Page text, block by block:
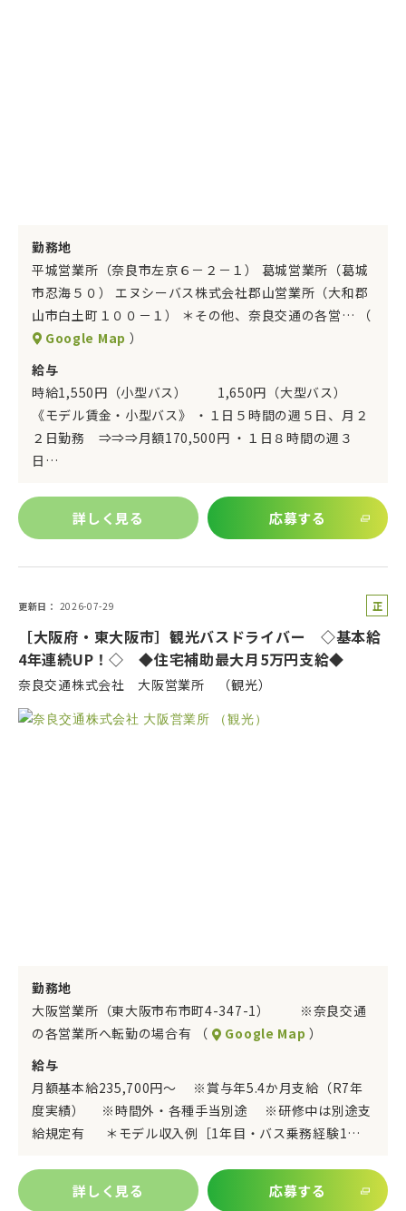
勤務地
平城営業所（奈良市左京６－２－１） 葛城営業所（葛城
市忍海５０） エヌシーバス株式会社郡山営業所（大和郡
山市白土町１００－１） ＊その他、奈良交通の各営… （
Google Map ）
給与
時給1,550円（小型バス） 1,650円（大型バス）
《モデル賃金・小型バス》 ・１日５時間の週５日、月２
２日勤務 ⇒⇒⇒月額170,500円 ・１日８時間の週３
日…
詳しく見る 応募する
更新日 2026-07-29
正
員
［大阪府・東大阪市］観光バスドライバー ◇基本給
4年連続UP！◇ ◆住宅補助最大月5万円支給◆
奈良交通株式会社 大阪営業所 （観光）
勤務地
大阪営業所（東大阪市布市町4-347-1） ※奈良交通
の各営業所へ転勤の場合有 （
Google Map ）
給与
月額基本給235,700円～ ※賞与年5.4か月支給（R7年
度実績） ※時間外・各種手当別途 ※研修中は別途支
給規定有 ＊モデル収入例［1年目・バス乗務経験1…
詳しく見る 応募する